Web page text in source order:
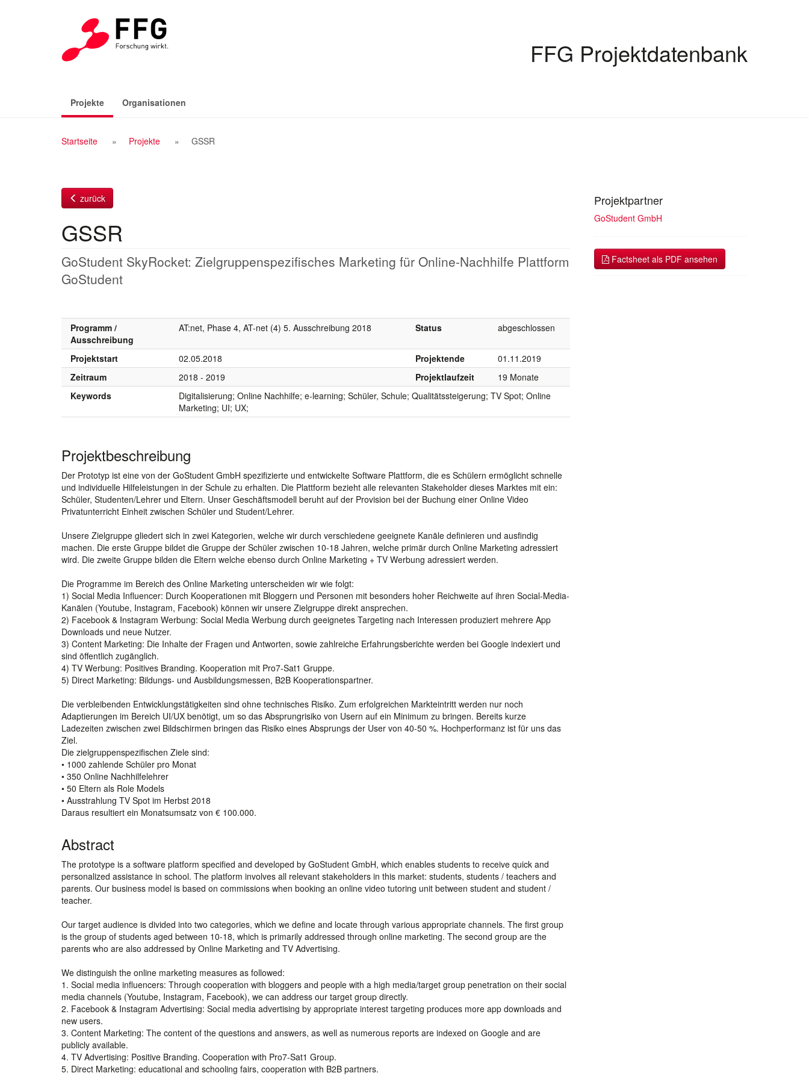
FFG Projektdatenbank
Projekte(aktiv)Organisationen
Breadcrumb
Startseite Projekte GSSR
zurück
GSSR
GoStudent SkyRocket: Zielgruppenspezifisches Marketing für Online-Nachhilfe Plattform
GoStudent
Programm /
Ausschreibung
AT:net, Phase 4, AT-net (4) 5. Ausschreibung 2018 Status abgeschlossen
Projektstart 02.05.2018 Projektende
01.11.2019
Zeitraum
2018 - 2019 Projektlaufzeit
19 Monate
Keywords
Digitalisierung; Online Nachhilfe; e-learning; Schüler, Schule; Qualitätssteigerung; TV Spot; Online
Marketing; UI; UX;
Projektbeschreibung
Der Prototyp ist eine von der GoStudent GmbH spezifizierte und entwickelte Software Plattform, die es Schülern ermöglicht schnelle
und individuelle Hilfeleistungen in der Schule zu erhalten. Die Plattform bezieht alle relevanten Stakeholder dieses Marktes mit ein:
Schüler, Studenten/Lehrer und Eltern. Unser Geschäftsmodell beruht auf der Provision bei der Buchung einer Online Video
Privatunterricht Einheit zwischen Schüler und Student/Lehrer.
Unsere Zielgruppe gliedert sich in zwei Kategorien, welche wir durch verschiedene geeignete Kanäle definieren und ausfindig
machen. Die erste Gruppe bildet die Gruppe der Schüler zwischen 10-18 Jahren, welche primär durch Online Marketing adressiert
wird. Die zweite Gruppe bilden die Eltern welche ebenso durch Online Marketing + TV Werbung adressiert werden.
Die Programme im Bereich des Online Marketing unterscheiden wir wie folgt:
1) Social Media Influencer: Durch Kooperationen mit Bloggern und Personen mit besonders hoher Reichweite auf ihren Social-Media-
Kanälen (Youtube, Instagram, Facebook) können wir unsere Zielgruppe direkt ansprechen.
2) Facebook & Instagram Werbung: Social Media Werbung durch geeignetes Targeting nach Interessen produziert mehrere App
Downloads und neue Nutzer.
3) Content Marketing: Die Inhalte der Fragen und Antworten, sowie zahlreiche Erfahrungsberichte werden bei Google indexiert und
sind öffentlich zugänglich.
4) TV Werbung: Positives Branding. Kooperation mit Pro7-Sat1 Gruppe.
5) Direct Marketing: Bildungs- und Ausbildungsmessen, B2B Kooperationspartner.
Die verbleibenden Entwicklungstätigkeiten sind ohne technisches Risiko. Zum erfolgreichen Markteintritt werden nur noch
Adaptierungen im Bereich UI/UX benötigt, um so das Absprungrisiko von Usern auf ein Minimum zu bringen. Bereits kurze
Ladezeiten zwischen zwei Bildschirmen bringen das Risiko eines Absprungs der User von 40-50 %. Hochperformanz ist für uns das
Ziel.
Die zielgruppenspezifischen Ziele sind:
• 1000 zahlende Schüler pro Monat
• 350 Online Nachhilfelehrer
• 50 Eltern als Role Models
• Ausstrahlung TV Spot im Herbst 2018
Daraus resultiert ein Monatsumsatz von € 100.000.
Abstract
The prototype is a software platform specified and developed by GoStudent GmbH, which enables students to receive quick and
personalized assistance in school. The platform involves all relevant stakeholders in this market: students, students / teachers and
parents. Our business model is based on commissions when booking an online video tutoring unit between student and student /
teacher.
Our target audience is divided into two categories, which we define and locate through various appropriate channels. The first group
is the group of students aged between 10-18, which is primarily addressed through online marketing. The second group are the
parents who are also addressed by Online Marketing and TV Advertising.
We distinguish the online marketing measures as followed:
1. Social media influencers: Through cooperation with bloggers and people with a high media/target group penetration on their social
media channels (Youtube, Instagram, Facebook), we can address our target group directly.
2. Facebook & Instagram Advertising: Social media advertising by appropriate interest targeting produces more app downloads and
new users.
3. Content Marketing: The content of the questions and answers, as well as numerous reports are indexed on Google and are
publicly available.
4. TV Advertising: Positive Branding. Cooperation with Pro7-Sat1 Group.
5. Direct Marketing: educational and schooling fairs, cooperation with B2B partners.
Projektpartner
GoStudent GmbH
Factsheet als PDF ansehen